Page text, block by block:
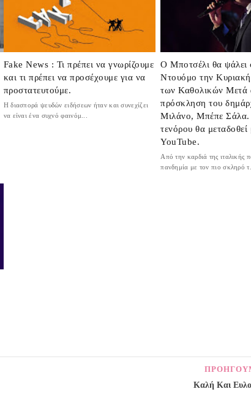
Fake News : Τι πρέπει να γνωρίζουμε
και τι πρέπει να προσέχουμε για να
προστατευτούμε.
Η διασπορά ψευδών ειδήσεων ήταν και συνεχίζει
να είναι ένα συχνό φαινόμ...
Ο Μποτσέλι θα ψάλει
Ντουόμο την
των Καθολικών Μετά
πρόσκληση του
Μιλάνο, Μπέπε
τενόρου θα
YouTube.
Από την καρδιά της ιταλικής
πανδημία με τον πιο σκληρό
Καλή Και